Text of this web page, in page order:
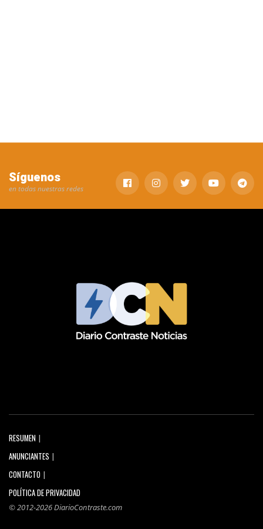
Síguenos
en todas nuestras redes
RESUMEN
ANUNCIANTES
CONTACTO
POLÍTICA DE PRIVACIDAD
© 2012-2026 DiarioContraste.com